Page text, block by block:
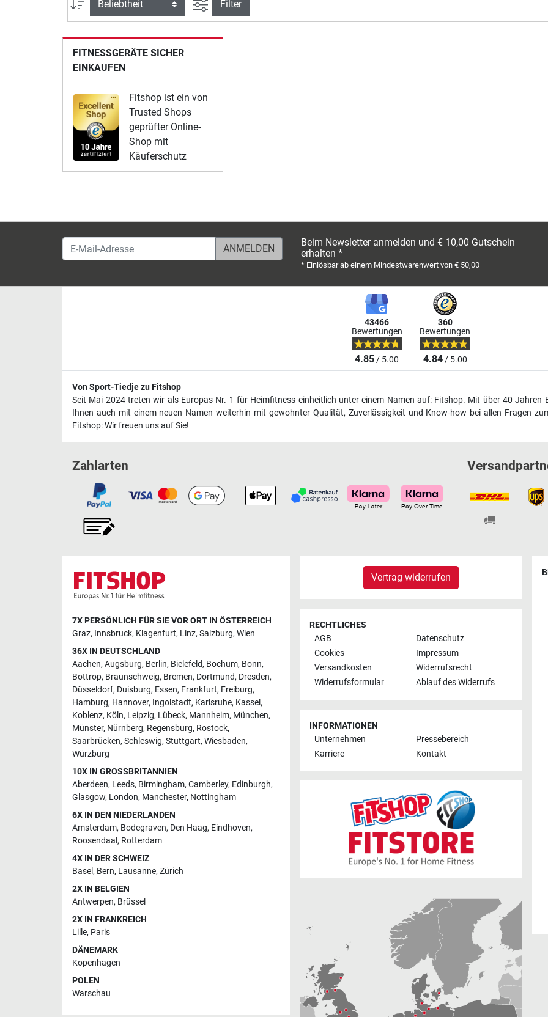
Filter
FITNESSGERÄTE SICHER
EINKAUFEN
Fitshop ist ein von
Trusted Shops
geprüfter Online-
Shop mit
Käuferschutz
E-Mail-Adresse
Beim Newsletter anmelden und € 10,00 Gutschein
erhalten *
* Einlösbar ab einem Mindestwarenwert von € 50,00
43466
Bewertungen
4.85/ 5.00
360
Bewertungen
4.84/ 5.00
Von Sport-Tiedje zu Fitshop
Seit Mai 2024 treten wir als Europas Nr. 1 für Heimfitness einheitlich unter einem Namen auf: Fitshop. Mit über 40
Ihnen auch mit einem neuen Namen weiterhin mit gewohnter Qualität, Zuverlässigkeit und Know-how bei allen Fragen
Fitshop: Wir freuen uns auf Sie!
Zahlarten
7X PERSÖNLICH FÜR SIE VOR ORT IN ÖSTERREICH
Graz, Innsbruck, Klagenfurt, Linz, Salzburg, Wien
36X IN DEUTSCHLAND
Aachen, Augsburg, Berlin, Bielefeld, Bochum, Bonn,
Bottrop, Braunschweig, Bremen, Dortmund, Dresden,
Düsseldorf, Duisburg, Essen, Frankfurt, Freiburg,
Hamburg, Hannover, Ingolstadt, Karlsruhe, Kassel,
Koblenz, Köln, Leipzig, Lübeck, Mannheim, München,
Münster, Nürnberg, Regensburg, Rostock,
Saarbrücken, Schleswig, Stuttgart, Wiesbaden,
Würzburg
10X IN GROSSBRITANNIEN
Aberdeen, Leeds, Birmingham, Camberley, Edinburgh,
Glasgow, London, Manchester, Nottingham
6X IN DEN NIEDERLANDEN
Amsterdam, Bodegraven, Den Haag, Eindhoven,
Roosendaal , Rotterdam
4X IN DER SCHWEIZ
Basel, Bern, Lausanne, Zürich
2X IN BELGIEN
Antwerpen, Brüssel
2X IN FRANKREICH
Lille, Paris
DÄNEMARK
Kopenhagen
POLEN
Warschau
Vertrag widerrufen
RECHTLICHES
AGB
Datenschutz
Cookies
Impressum
Versandkosten
Widerrufsrecht
Widerrufsformular
Ablauf des Widerrufs
INFORMATIONEN
Unternehmen
Pressebereich
Karriere
Kontakt